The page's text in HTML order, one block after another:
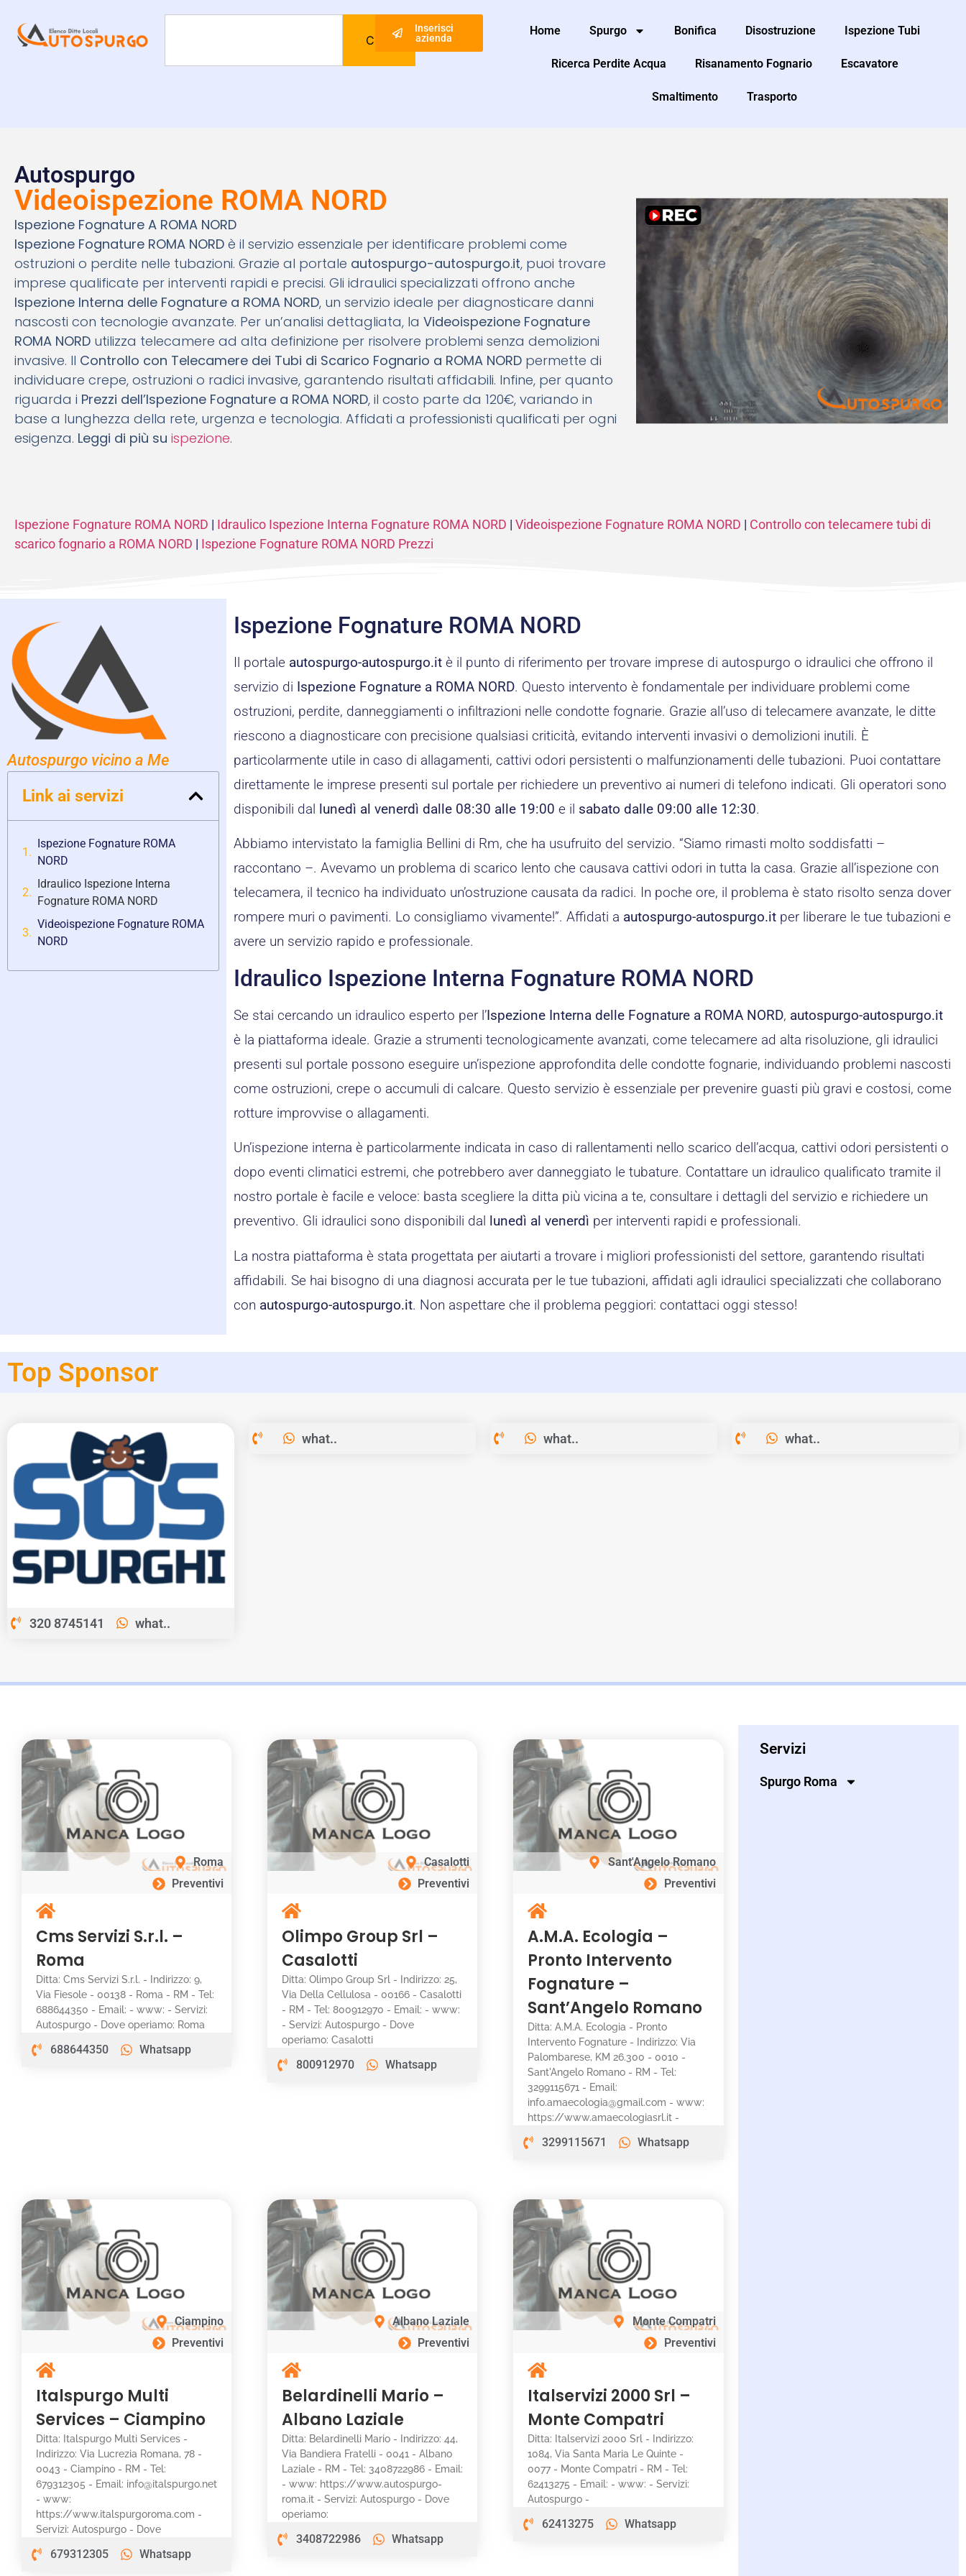
Cerca
Inserisci
azienda
Home Spurgo Bonifica Disostruzione Ispezione Tubi
Ricerca Perdite Acqua Risanamento Fognario Escavatore
Smaltimento Trasporto
Autospurgo
Videoispezione ROMA NORD
Ispezione Fognature A ROMA NORD
Ispezione Fognature ROMA NORD è il servizio essenziale per identificare problemi come
ostruzioni o perdite nelle tubazioni. Grazie al portale autospurgo-autospurgo.it, puoi trovare
imprese qualificate per interventi rapidi e precisi. Gli idraulici specializzati offrono anche
Ispezione Interna delle Fognature a ROMA NORD, un servizio ideale per diagnosticare danni
nascosti con tecnologie avanzate. Per un’analisi dettagliata, la Videoispezione Fognature
ROMA NORD utilizza telecamere ad alta definizione per risolvere problemi senza demolizioni
invasive. Il Controllo con Telecamere dei Tubi di Scarico Fognario a ROMA NORD permette di
individuare crepe, ostruzioni o radici invasive, garantendo risultati affidabili. Infine, per quanto
riguarda i Prezzi dell’Ispezione Fognature a ROMA NORD, il costo parte da 120€, variando in
base a lunghezza della rete, urgenza e tecnologia. Affidati a professionisti qualificati per ogni
esigenza. Leggi di più su ispezione.
Ispezione Fognature ROMA NORD | Idraulico Ispezione Interna Fognature ROMA NORD | Videoispezione Fognature ROMA NORD | Controllo con telecamere tubi di
scarico fognario a ROMA NORD | Ispezione Fognature ROMA NORD Prezzi
Autospurgo vicino a Me
Link ai servizi
Ispezione Fognature ROMA
NORD
Idraulico Ispezione Interna
Fognature ROMA NORD
Videoispezione Fognature ROMA
NORD
Ispezione Fognature ROMA NORD
Il portale autospurgo-autospurgo.it è il punto di riferimento per trovare imprese di autospurgo o idraulici che offrono il
servizio di Ispezione Fognature a ROMA NORD. Questo intervento è fondamentale per individuare problemi come
ostruzioni, perdite, danneggiamenti o infiltrazioni nelle condotte fognarie. Grazie all’uso di telecamere avanzate, le ditte
riescono a diagnosticare con precisione qualsiasi criticità, evitando interventi invasivi o demolizioni inutili. È
particolarmente utile in caso di allagamenti, cattivi odori persistenti o malfunzionamenti delle tubazioni. Puoi contattare
direttamente le imprese presenti sul portale per richiedere un preventivo ai numeri di telefono indicati. Gli operatori sono
disponibili dal lunedì al venerdì dalle 08:30 alle 19:00 e il sabato dalle 09:00 alle 12:30.
Abbiamo intervistato la famiglia Bellini di Rm, che ha usufruito del servizio. “Siamo rimasti molto soddisfatti –
raccontano –. Avevamo un problema di scarico lento che causava cattivi odori in tutta la casa. Grazie all’ispezione con
telecamera, il tecnico ha individuato un’ostruzione causata da radici. In poche ore, il problema è stato risolto senza dover
rompere muri o pavimenti. Lo consigliamo vivamente!”. Affidati a autospurgo-autospurgo.it per liberare le tue tubazioni e
avere un servizio rapido e professionale.
Idraulico Ispezione Interna Fognature ROMA NORD
Se stai cercando un idraulico esperto per l’Ispezione Interna delle Fognature a ROMA NORD, autospurgo-autospurgo.it
è la piattaforma ideale. Grazie a strumenti tecnologicamente avanzati, come telecamere ad alta risoluzione, gli idraulici
presenti sul portale possono eseguire un’ispezione approfondita delle condotte fognarie, individuando problemi nascosti
come ostruzioni, crepe o accumuli di calcare. Questo servizio è essenziale per prevenire guasti più gravi e costosi, come
rotture improvvise o allagamenti.
Un’ispezione interna è particolarmente indicata in caso di rallentamenti nello scarico dell’acqua, cattivi odori persistenti o
dopo eventi climatici estremi, che potrebbero aver danneggiato le tubature. Contattare un idraulico qualificato tramite il
nostro portale è facile e veloce: basta scegliere la ditta più vicina a te, consultare i dettagli del servizio e richiedere un
preventivo. Gli idraulici sono disponibili dal lunedì al venerdì per interventi rapidi e professionali.
La nostra piattaforma è stata progettata per aiutarti a trovare i migliori professionisti del settore, garantendo risultati
affidabili. Se hai bisogno di una diagnosi accurata per le tue tubazioni, affidati agli idraulici specializzati che collaborano
con autospurgo-autospurgo.it. Non aspettare che il problema peggiori: contattaci oggi stesso!
Top Sponsor
320 8745141 what..
what.. what.. what..
Roma
Preventivi
Cms Servizi S.r.l. –
Roma
Ditta: Cms Servizi S.r.l. - Indirizzo: 9,
Via Fiesole - 00138 - Roma - RM - Tel:
688644350 - Email: - www: - Servizi:
Autospurgo - Dove operiamo: Roma
688644350 Whatsapp
Casalotti
Preventivi
Olimpo Group Srl –
Casalotti
Ditta: Olimpo Group Srl - Indirizzo: 25,
Via Della Cellulosa - 00166 - Casalotti
- RM - Tel: 800912970 - Email: - www:
- Servizi: Autospurgo - Dove
operiamo: Casalotti
800912970 Whatsapp
Sant'Angelo Romano
Preventivi
A.M.A. Ecologia –
Pronto Intervento
Fognature –
Sant’Angelo Romano
Ditta: A.M.A. Ecologia - Pronto
Intervento Fognature - Indirizzo: Via
Palombarese, KM 26.300 - 0010 -
Sant'Angelo Romano - RM - Tel:
3299115671 - Email:
info.amaecologia@gmail.com - www:
https://www.amaecologiasrl.it -
3299115671 Whatsapp
Ciampino
Preventivi
Italspurgo Multi
Services – Ciampino
Ditta: Italspurgo Multi Services -
Indirizzo: Via Lucrezia Romana, 78 -
0043 - Ciampino - RM - Tel:
679312305 - Email: info@italspurgo.net
- www:
https://www.italspurgoroma.com -
Servizi: Autospurgo - Dove
679312305 Whatsapp
Albano Laziale
Preventivi
Belardinelli Mario –
Albano Laziale
Ditta: Belardinelli Mario - Indirizzo: 44,
Via Bandiera Fratelli - 0041 - Albano
Laziale - RM - Tel: 3408722986 - Email:
- www: https://www.autospurgo-
roma.it - Servizi: Autospurgo - Dove
operiamo:
3408722986 Whatsapp
Monte Compatri
Preventivi
Italservizi 2000 Srl –
Monte Compatri
Ditta: Italservizi 2000 Srl - Indirizzo:
1084, Via Santa Maria Le Quinte -
0077 - Monte Compatri - RM - Tel:
62413275 - Email: - www: - Servizi:
Autospurgo -
62413275 Whatsapp
Servizi
Spurgo Roma